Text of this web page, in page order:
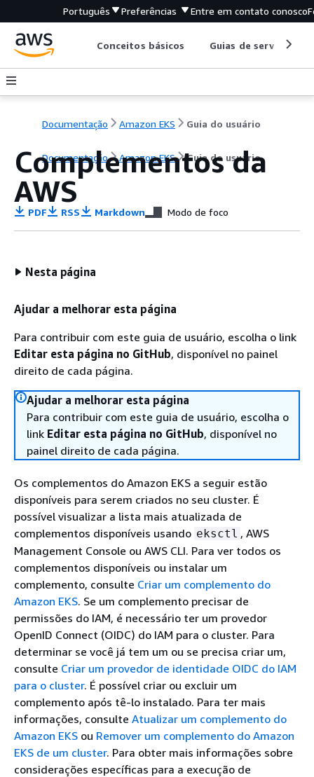
Português Preferências Entre em contato conosco
Conceitos básicos Guias de serviço
Documentação Amazon EKS Guia do usuário
Documentação Amazon EKS Guia do usuário
Complementos da
AWS
PDF RSS Markdown Modo de foco
Nesta página
Ajudar a melhorar esta página
Para contribuir com este guia de usuário, escolha o link
Editar esta página no GitHub, disponível no painel
direito de cada página.
Ajudar a melhorar esta página
Para contribuir com este guia de usuário, escolha o
link Editar esta página no GitHub, disponível no
painel direito de cada página.
Os complementos do Amazon EKS a seguir estão
disponíveis para serem criados no seu cluster. É
possível visualizar a lista mais atualizada de
complementos disponíveis usando eksctl , AWS
Management Console ou AWS CLI. Para ver todos os
complementos disponíveis ou instalar um
complemento, consulte Criar um complemento do
Amazon EKS. Se um complemento precisar de
permissões do IAM, é necessário ter um provedor
OpenID Connect (OIDC) do IAM para o cluster. Para
determinar se você já tem um ou se precisa criar um,
consulte Criar um provedor de identidade OIDC do IAM
para o cluster. É possível criar ou excluir um
complemento após tê-lo instalado. Para ter mais
informações, consulte Atualizar um complemento do
Amazon EKS ou Remover um complemento do Amazon
EKS de um cluster. Para obter mais informações sobre
considerações específicas para a execução de